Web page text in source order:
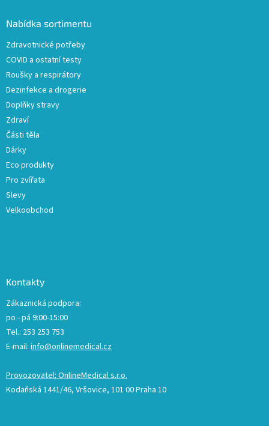
Nabídka sortimentu
Zdravotnické potřeby
COVID a ostatní testy
Roušky a respirátory
Dezinfekce a drogerie
Doplňky stravy
Zdraví
Části těla
Dárky
Eco produkty
Pro zvířata
Slevy
Velkoobchod
Kontakty
Zákaznická podpora:
po - pá 9:00-15:00
Tel.: 253 253 753
E-mail: info@onlinemedical.cz
Provozovatel: OnlineMedical s.r.o.
Kodaňská 1441/46, Vršovice, 101 00 Praha 10